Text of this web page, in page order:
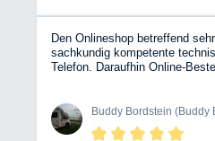
Den Onlineshop betreffend
sachkundig kompetente
Telefon. Daraufhin Online-
Buddy Bordstein (Buddy